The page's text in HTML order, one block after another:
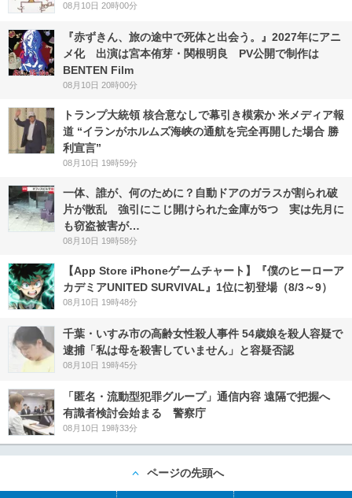
08月10日 20時00分
『赤ずきん、旅の途中で死体と出会う。』2027年にアニ
メ化 出演は宮本侑芽・関根明良 PV公開で制作は
BENTEN Film
08月10日 20時00分
トランプ大統領 核合意なしで幕引き模索か 米メディア報
道 “イランがホルムズ海峡の通航を完全再開した場合 勝
利宣言”
08月10日 19時59分
一体、誰が、何のために？自動ドアのガラスが割られ破
片が散乱 強引にこじ開けられた金庫が5つ 実は先月に
も窃盗被害が…
08月10日 19時58分
【App Store iPhoneゲームチャート】『僕のヒーローア
カデミアUNITED SURVIVAL』1位に初登場（8/3～9）
08月10日 19時48分
千葉・いすみ市の高齢女性殺人事件 54歳娘を殺人容疑で
逮捕「私は母を殺害していません」と容疑否認
08月10日 19時45分
「匿名・流動型犯罪グループ」通信内容 遠隔で把握へ
有識者検討会始まる 警察庁
08月10日 19時33分
ページの先頭へ